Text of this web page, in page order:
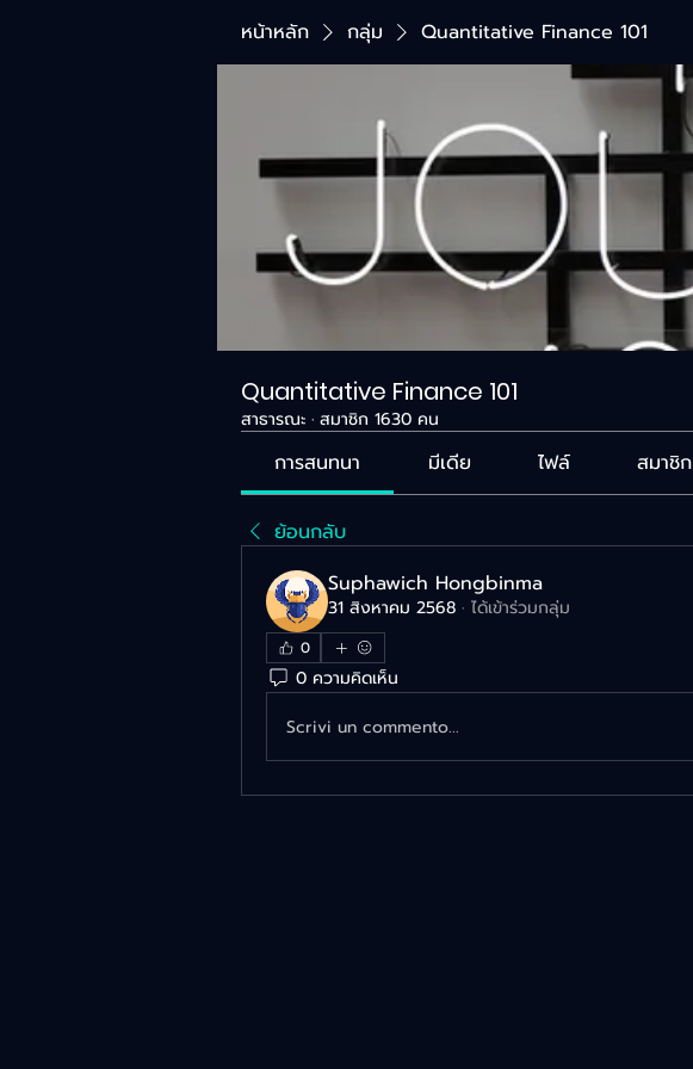
หน้าหลัก กลุ่ม Quantitative Finance 101
Quantitative Finance 101
สาธารณะ · สมาชิก 1630 คน
การสนทนา มีเดีย ไฟล์ สมาชิก
ย้อนกลับ
Suphawich Hongbinma
31 สิงหาคม 2568 · ได้เข้าร่วมกลุ่ม
0
0 ความคิดเห็น
Scrivi un commento...